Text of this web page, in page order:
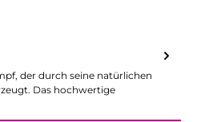
der durch seine natürlichen
Das hochwertige